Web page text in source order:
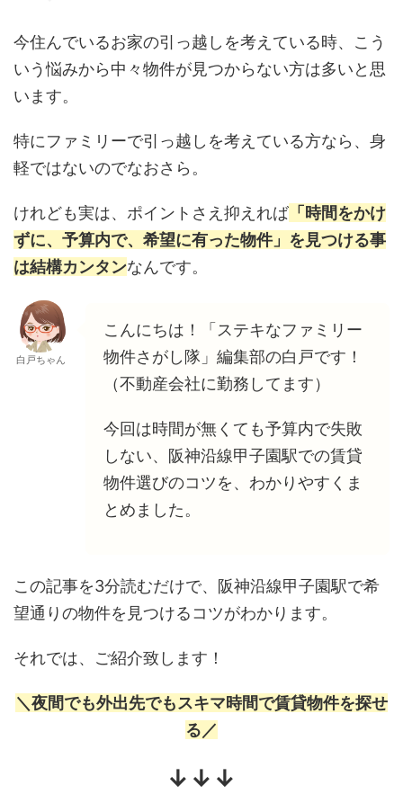
今住んでいるお家の引っ越しを考えている時、こう
いう悩みから中々物件が見つからない方は多いと思
います。
特にファミリーで引っ越しを考えている方なら、身
軽ではないのでなおさら。
けれども実は、ポイントさえ抑えれば 「時間をかけ
ずに、予算内で、希望に有った物件」を見つける事
は結構カンタンなんです。
白戸ちゃん
こんにちは！「ステキなファミリー
物件さがし隊」編集部の白戸です！
（不動産会社に勤務してます）
今回は時間が無くても予算内で失敗
しない、阪神沿線甲子園駅での賃貸
物件選びのコツを、わかりやすくま
とめました。
この記事を3分読むだけで、阪神沿線甲子園駅で希
望通りの物件を見つけるコツがわかります。
それでは、ご紹介致します！
＼夜間でも外出先でもスキマ時間で賃貸物件を探せ
る／
↓↓↓